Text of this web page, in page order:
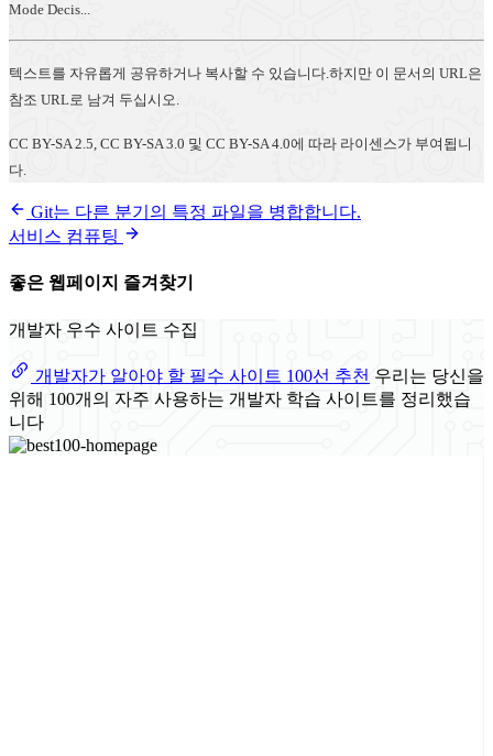
Mode Decis...
텍스트를 자유롭게 공유하거나 복사할 수 있습니다.하지만 이 문서의 URL은
참조 URL로 남겨 두십시오.
CC BY-SA 2.5, CC BY-SA 3.0 및 CC BY-SA 4.0에 따라 라이센스가 부여됩니
다.
Git는 다른 분기의 특정 파일을 병합합니다.
서비스 컴퓨팅
좋은 웹페이지 즐겨찾기
개발자 우수 사이트 수집
개발자가 알아야 할 필수 사이트 100선 추천 우리는 당신을
위해 100개의 자주 사용하는 개발자 학습 사이트를 정리했습
니다